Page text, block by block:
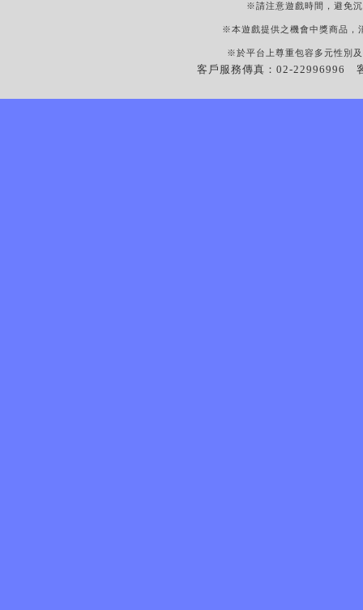
※請注意遊戲時間，避免
※本遊戲提供之機會中獎商品，
※於平台上尊重包容多元性別
客戶服務傳真：02-22996996